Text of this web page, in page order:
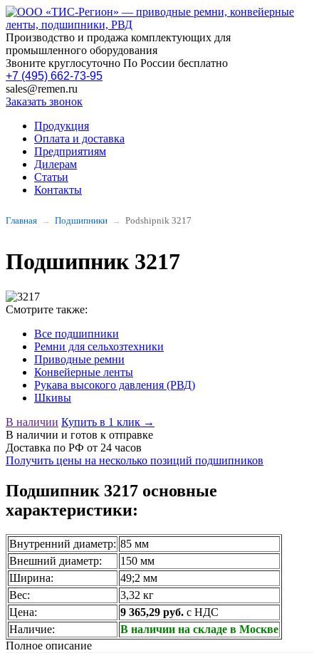
Производство и продажа комплектующих для
промышленного оборудования
Звоните круглосуточно По России бесплатно
+7 (495) 662-73-95
sales@remen.ru
Заказать звонок
Продукция
Оплата и доставка
Предприятиям
Дилерам
Статьи
Контакты
Главная Подшипники Podshipnik 3217
Подшипник 3217
Смотрите также:
Все подшипники
Ремни для сельхозтехники
Приводные ремни
Конвейерные ленты
Рукава высокого давления (РВД)
Шкивы
В наличии Купить в 1 клик →
В наличии и готов к отправке
Доставка по РФ от 24 часов
Получить цены на несколько позиций подшипников
Подшипник 3217 основные
характеристики:
Внутренний диаметр: 85 мм
Внешний диаметр:
150 мм
Ширина:
49;2 мм
Вес:
3,32 кг
Цена:
9 365,29 руб. с НДС
Наличие:
В наличии на складе в Москве
Полное описание